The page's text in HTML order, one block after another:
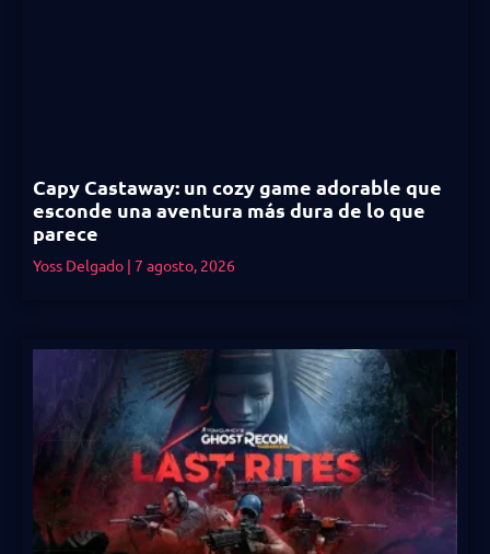
Capy Castaway: un cozy game adorable que
esconde una aventura más dura de lo que
parece
Yoss Delgado 7 agosto, 2026